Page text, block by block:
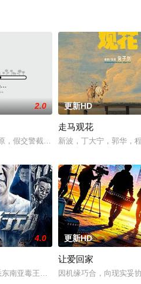
2.0
，假交警截停铜矿押运车，炸药破箱、
更新HD
走马观花
新波，丁大宁，郭华，
4.0
南亚毒王廖爷将携600余公斤毒品来
更新HD
让爱回家
因机缘巧合，向现实妥